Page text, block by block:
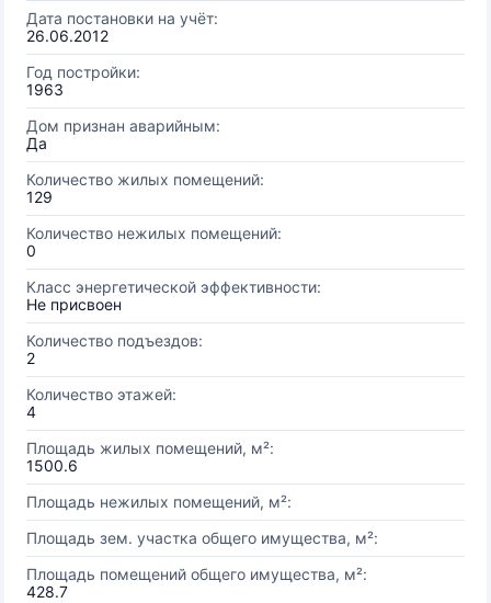
Дата постановки на учёт:
26.06.2012
Год постройки:
1963
Дом признан аварийным:
Да
Количество жилых помещений:
129
Количество нежилых помещений:
0
Класс энергетической эффективности:
Не присвоен
Количество подъездов:
2
Количество этажей:
4
Площадь жилых помещений, м²:
1500.6
Площадь нежилых помещений, м²:
Площадь зем. участка общего имущества, м²:
Площадь помещений общего имущества, м²:
428.7